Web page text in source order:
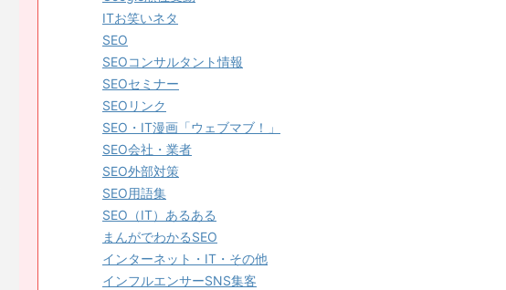
ITお笑いネタ
SEO
SEOコンサルタント情報
SEOセミナー
SEOリンク
SEO・IT漫画「ウェブマブ！」
SEO会社・業者
SEO外部対策
SEO用語集
SEO（IT）あるある
まんがでわかるSEO
インターネット・IT・その他
インフルエンサーSNS集客